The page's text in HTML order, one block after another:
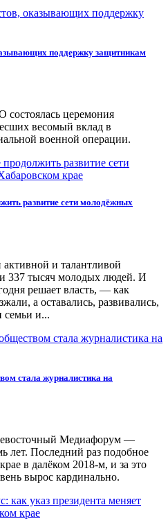
поддержку защитникам
церемония
весомый вклад в
военной операции.
развитие сети молодёжных
и талантливой
337 тысяч молодых людей. И
решает власть, — как
а оставались, развивались,
семьи и...
стала журналистика на
Медиафорум —
лет. Последний раз подобное
в далёком 2018-м, и за это
вырос кардинально.